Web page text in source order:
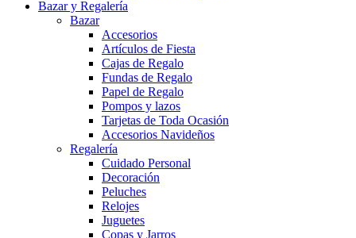
Bazar y Regalería
Bazar
Accesorios
Artículos de Fiesta
Cajas de Regalo
Fundas de Regalo
Papel de Regalo
Pompos y lazos
Tarjetas de Toda Ocasión
Accesorios Navideños
Regalería
Cuidado Personal
Decoración
Peluches
Relojes
Juguetes
Copas y Jarros